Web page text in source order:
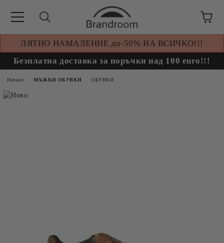
ЛЯТНО НАМАЛЕНИЕ до-50% НА ВСИЧКО!!!
Безплатна доставка за поръчки над 100 euro!!!
Начало МЪЖКИ ОБУВКИ ОБУВКИ